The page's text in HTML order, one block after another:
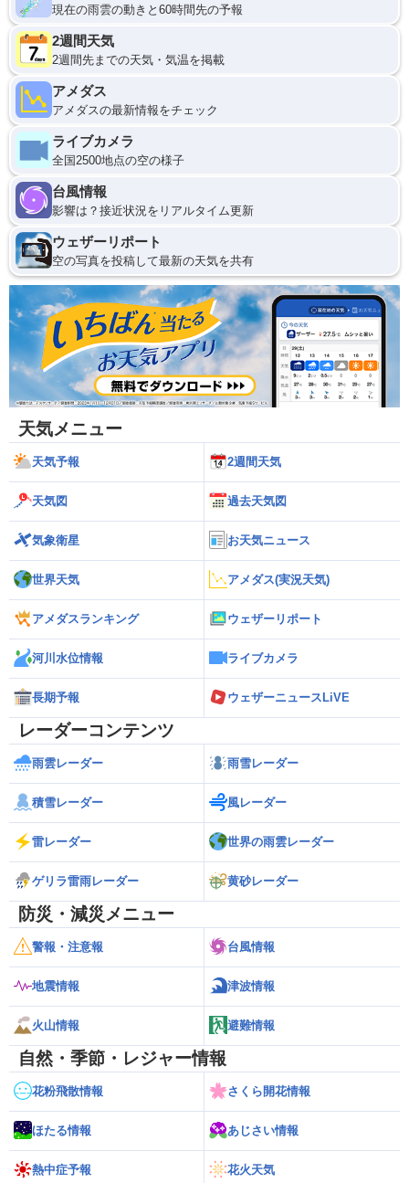
現在の雨雲の動きと60時間先の予報
2週間天気
2週間先までの天気・気温を掲載
アメダス
アメダスの最新情報をチェック
ライブカメラ
全国2500地点の空の様子
台風情報
影響は？接近状況をリアルタイム更新
ウェザーリポート
空の写真を投稿して最新の天気を共有
天気メニュー
天気予報 2週間天気
天気図 過去天気図
気象衛星 お天気ニュース
世界天気 アメダス(実況天気)
アメダスランキング ウェザーリポート
河川水位情報 ライブカメラ
長期予報 ウェザーニュースLiVE
レーダーコンテンツ
雨雲レーダー 雨雪レーダー
積雪レーダー 風レーダー
雷レーダー 世界の雨雲レーダー
ゲリラ雷雨レーダー 黄砂レーダー
防災・減災メニュー
警報・注意報 台風情報
地震情報 津波情報
火山情報 避難情報
自然・季節・レジャー情報
花粉飛散情報 さくら開花情報
ほたる情報 あじさい情報
熱中症予報 花火天気